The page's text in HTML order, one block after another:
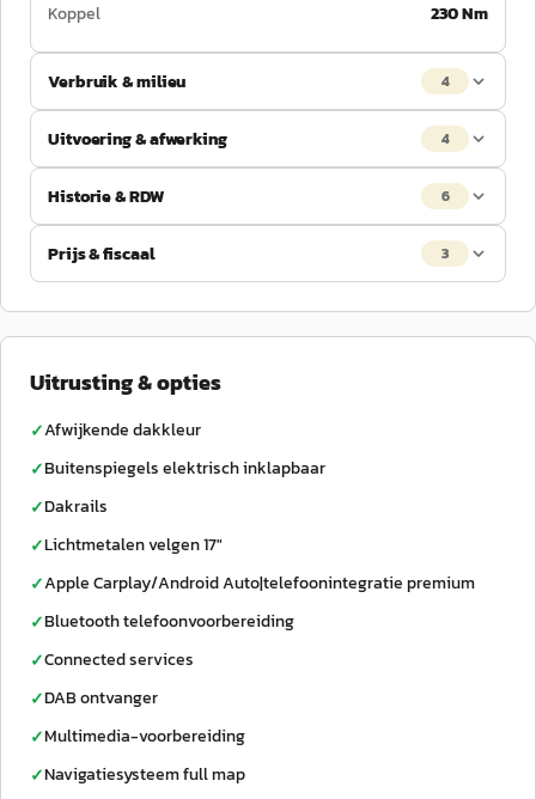
Koppel
230 Nm
Verbruik & milieu 4
Uitvoering & afwerking 4
Historie & RDW 6
Prijs & fiscaal 3
Uitrusting & opties
✓Afwijkende dakkleur
✓Buitenspiegels elektrisch inklapbaar
✓Dakrails
✓Lichtmetalen velgen 17"
✓Apple Carplay/Android Auto|telefoonintegratie premium
✓Bluetooth telefoonvoorbereiding
✓Connected services
✓DAB ontvanger
✓Multimedia-voorbereiding
✓Navigatiesysteem full map